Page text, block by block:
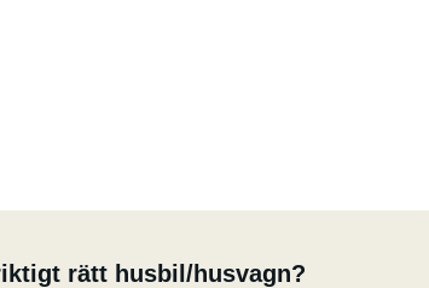
1/3 av den i en 5 kg kompositflaska.
rätt husbil/husvagn?